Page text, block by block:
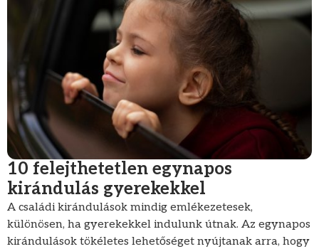
10 felejthetetlen egynapos
kirándulás gyerekekkel
A családi kirándulások mindig emlékezetesek,
különösen, ha gyerekekkel indulunk útnak. Az egynapos
kirándulások tökéletes lehetőséget nyújtanak arra, hogy